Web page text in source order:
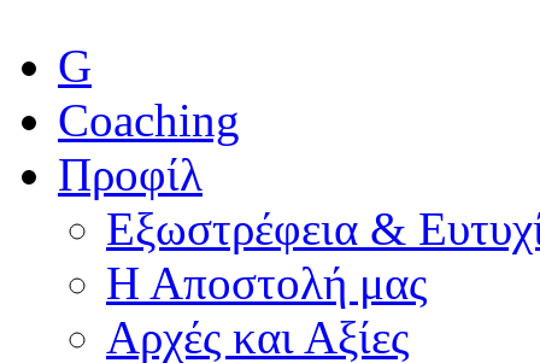
G
Coaching
Προφίλ
Εξωστρέφεια &
Η Αποστολή μας
Αρχές και Αξίες